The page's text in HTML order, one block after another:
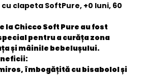
clapeta SoftPure, +0 luni, 60
la Chicco Soft Pure au fost
pentru a curăța zona
și mâinile bebelușului.
îmbogățită cu bisabolol și